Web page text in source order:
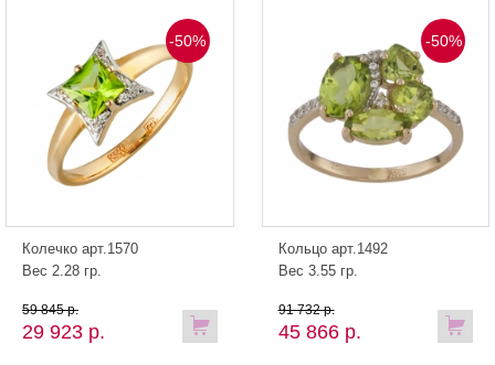
-50%
Колечко арт.1570
Вес 2.28 гр.
29 923 р.
59 845 р.
-50%
Кольцо арт.1492
Вес 3.55 гр.
45 866 р.
91 732 р.